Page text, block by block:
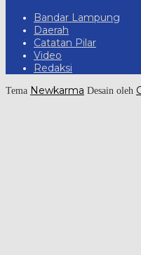
Bandar Lampung
Daerah
Catatan Pilar
Video
Redaksi
Tema Newkarma Desain oleh